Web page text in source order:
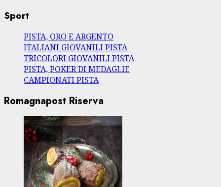
Sport
PISTA, ORO E ARGENTO
ITALIANI GIOVANILI PISTA
TRICOLORI GIOVANILI PISTA
PISTA, POKER DI MEDAGLIE
CAMPIONATI PISTA
Romagnapost Riserva